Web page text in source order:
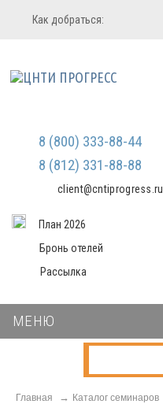
Регистрация
Мы не передаем ваши данные
третьим лицам и не рассылаем
Вход в систему
Как добраться:
8 (800) 333-88-44
8 (812) 331-88-88
client@cntiprogress.ru
План 2026
Бронь отелей
Рассылка
МЕНЮ
Главная Каталог семинаров